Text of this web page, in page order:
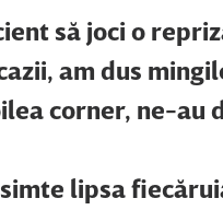
să joci o
am dus
corner, ne-au
lipsa